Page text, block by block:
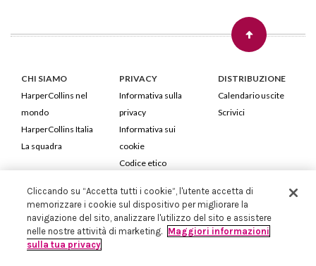
CHI SIAMO
HarperCollins nel
mondo
HarperCollins Italia
La squadra
PRIVACY
Informativa sulla
privacy
Informativa sui
cookie
Codice etico
DISTRIBUZIONE
Calendario uscite
Scrivici
HarperCollins Italia S.p.A. Viale Monte Nero, 84 - 20135 Milano
Cod. Fiscale e P.IVA 05946780151 - Capitale Sociale 258.250 €
Iscritta in Milano al Registro delle imprese nr.198004 e REA nr.1051898
Cliccando su “Accetta tutti i cookie”, l'utente accetta di
memorizzare i cookie sul dispositivo per migliorare la
navigazione del sito, analizzare l'utilizzo del sito e assistere
nelle nostre attività di marketing. Maggiori informazioni
sulla tua privacy